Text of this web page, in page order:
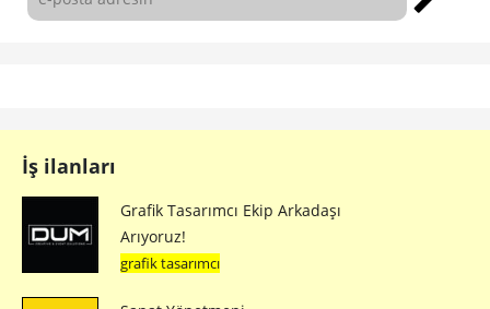
İş ilanları
Grafik Tasarımcı Ekip Arkadaşı
Arıyoruz!
grafik tasarımcı